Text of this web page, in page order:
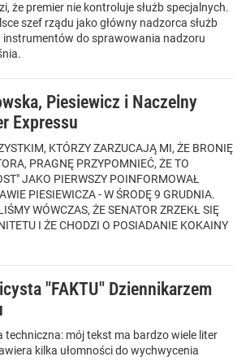
że premier nie kontroluje służb specjalnych.
szef rządu jako główny nadzorca służb
instrumentów do sprawowania nadzoru
Piesiewicz i Naczelny
Expressu
KTÓRZY ZARZUCAJĄ MI, ŻE BRONIĘ
PRAGNĘ PRZYPOMNIEĆ, ŻE TO
JAKO PIERWSZY POINFORMOWAŁ
PIESIEWICZA - W ŚRODĘ 9 GRUDNIA.
WÓWCZAS, ŻE SENATOR ZRZEKŁ SIĘ
I ŻE CHODZI O POSIADANIE KOKAINY
"FAKTU" Dziennikarzem
techniczna: mój tekst ma bardzo wiele liter
kilka ułomności do wychwycenia